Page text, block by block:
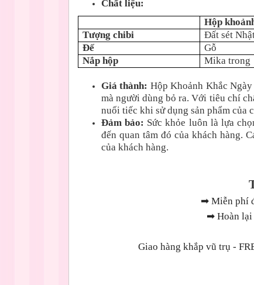
Chất liệu:
Hộp
Tượng chibi
Đất sét
Đế
Gỗ
Nắp hộp
Mika trong
Giá thành: Hộp Khoảnh Khắc
mà người dùng bỏ ra. Với tiêu chí
nuối tiếc khi sử dụng sản phẩm của
Đảm bảo: Sức khỏe luôn là lựa
đến quan tâm đó của khách hàng.
của khách hàng.
➡Miễn phí
➡ Hoàn
Giao hàng khắp vũ trụ -